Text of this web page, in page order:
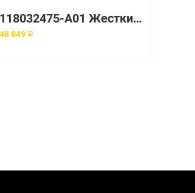
118032475-A01 Жесткий диск EMC
48 849 ₽